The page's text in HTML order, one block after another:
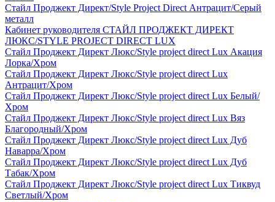
Стайл Проджект Директ/Style Project Direct Антрацит/Серый
металл
Кабинет руководителя СТАЙЛ ПРОДЖЕКТ ДИРЕКТ
ЛЮКС/STYLE PROJECT DIRECT LUX
Стайл Проджект Директ Люкс/Style project direct Lux Акация
Лорка/Хром
Стайл Проджект Директ Люкс/Style project direct Lux
Антрацит/Хром
Стайл Проджект Директ Люкс/Style project direct Lux Белый/
Хром
Стайл Проджект Директ Люкс/Style project direct Lux Вяз
Благородный/Хром
Стайл Проджект Директ Люкс/Style project direct Lux Дуб
Наварра/Хром
Стайл Проджект Директ Люкс/Style project direct Lux Дуб
Табак/Хром
Стайл Проджект Директ Люкс/Style project direct Lux Тиквуд
Светлый/Хром